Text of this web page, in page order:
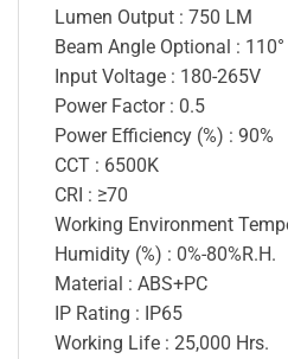
Lumen Output : 750 LM
Beam Angle Optional : 110°
Input Voltage : 180-265V
Power Factor : 0.5
Power Efficiency (%) : 90%
CCT : 6500K
CRI : ≥70
Working Environment
Humidity (%) : 0%-80%R.H.
Material : ABS+PC
IP Rating : IP65
Working Life : 25,000 Hrs.